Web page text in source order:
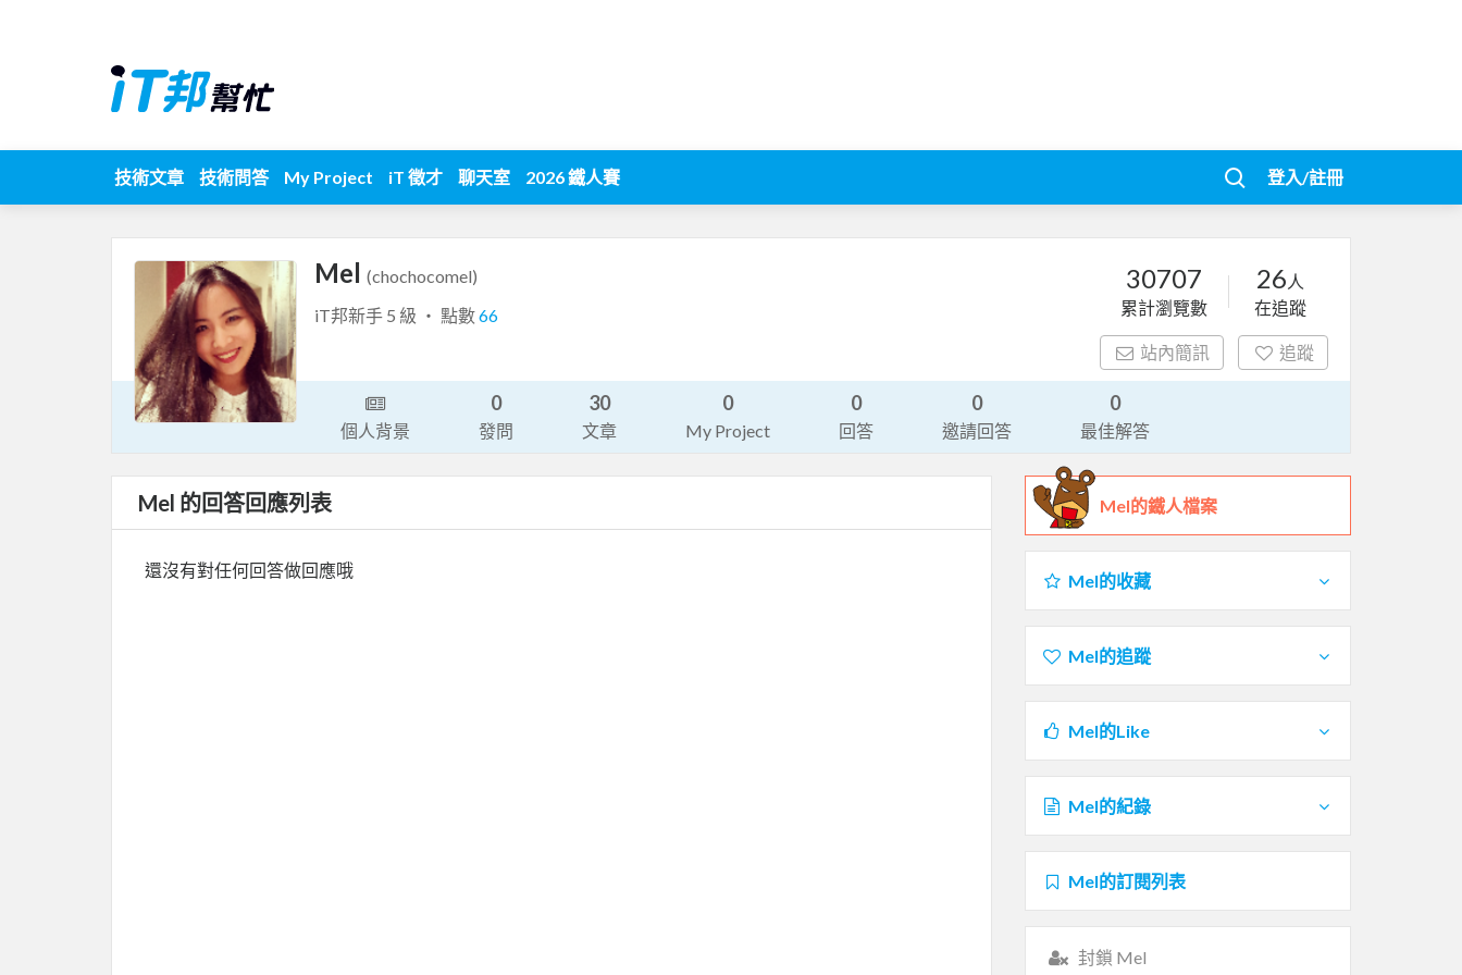
技術文章 技術問答 My Project iT 徵才 聊天室 2026 鐵人賽 登入/註冊
Mel (chochocomel)
iT邦新手 5 級 ‧ 點數66
30707
累計瀏覽數
26 人
在追蹤
站內簡訊 追蹤
個人背景
0
發問
30
文章
0
My Project
0
回答
0
邀請回答
0
最佳解答
Mel 的回答回應列表
還沒有對任何回答做回應哦
Mel的鐵人檔案
Mel的收藏
Mel的追蹤
Mel的Like
Mel的紀錄
Mel的訂閱列表
封鎖 Mel